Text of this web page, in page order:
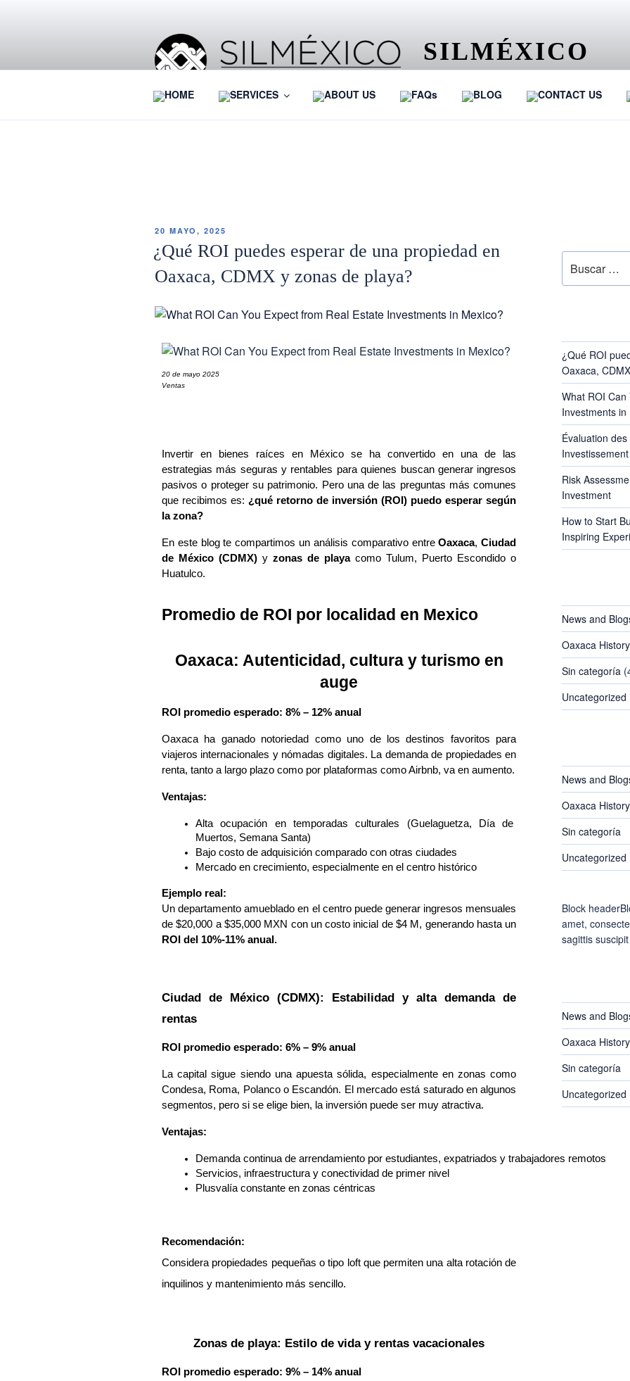
SILMÉXICO
…
HOME SERVICES ABOUT US FAQs BLOG CONTACT US
20 MAYO, 2025
¿Qué ROI puedes esperar de una propiedad en
Oaxaca, CDMX y zonas de playa?
20 de mayo 2025
Ventas
Invertir en bienes raíces en México se ha convertido en una de las
estrategias más seguras y rentables para quienes buscan generar ingresos
pasivos o proteger su patrimonio. Pero una de las preguntas más comunes
que recibimos es: ¿qué retorno de inversión (ROI) puedo esperar según
la zona?
En este blog te compartimos un análisis comparativo entre Oaxaca, Ciudad
de México (CDMX) y zonas de playa como Tulum, Puerto Escondido o
Huatulco.
Promedio de ROI por localidad en Mexico
Oaxaca: Autenticidad, cultura y turismo en
auge
ROI promedio esperado: 8% – 12% anual
Oaxaca ha ganado notoriedad como uno de los destinos favoritos para
viajeros internacionales y nómadas digitales. La demanda de propiedades en
renta, tanto a largo plazo como por plataformas como Airbnb, va en aumento.
Ventajas:
Alta ocupación en temporadas culturales (Guelaguetza, Día de
Muertos, Semana Santa)
Bajo costo de adquisición comparado con otras ciudades
Mercado en crecimiento, especialmente en el centro histórico
Ejemplo real:
Un departamento amueblado en el centro puede generar ingresos mensuales
de $20,000 a $35,000 MXN con un costo inicial de $4 M, generando hasta un
ROI del 10%-11% anual.
Ciudad de México (CDMX): Estabilidad y alta demanda de
rentas
ROI promedio esperado: 6% – 9% anual
La capital sigue siendo una apuesta sólida, especialmente en zonas como
Condesa, Roma, Polanco o Escandón. El mercado está saturado en algunos
segmentos, pero si se elige bien, la inversión puede ser muy atractiva.
Ventajas:
Demanda continua de arrendamiento por estudiantes, expatriados y trabajadores remotos
Servicios, infraestructura y conectividad de primer nivel
Plusvalía constante en zonas céntricas
Recomendación:
Considera propiedades pequeñas o tipo loft que permiten una alta rotación de
inquilinos y mantenimiento más sencillo.
Zonas de playa: Estilo de vida y rentas vacacionales
ROI promedio esperado: 9% – 14% anual
¿Qué ROI
Oaxaca,
What ROI Can
Investments in
Évaluation des
Risk
Investment
How to Start
Inspiring
News and
Oaxaca History
Sin categoría
Uncategorized
News and
Oaxaca History
Sin categoría
Uncategorized
Block
amet,
sagittis
News and
Oaxaca History
Sin categoría
Uncategorized